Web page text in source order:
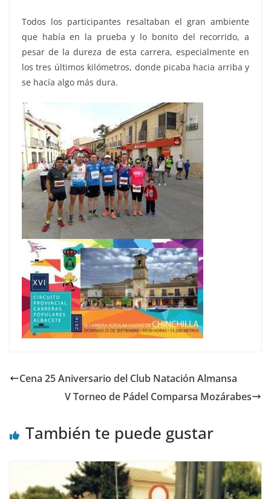
Todos los participantes resaltaban el gran ambiente
que había en la prueba y lo bonito del recorrido, a
pesar de la dureza de esta carrera, especialmente en
los tres últimos kilómetros, donde picaba hacia arriba y
se hacía algo más dura.
Cena 25 Aniversario del Club Natación Almansa
V Torneo de Pádel Comparsa Mozárabes
También te puede gustar